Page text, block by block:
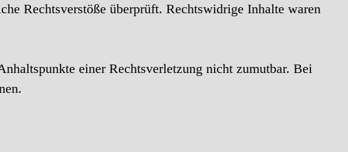
Rechtsverstöße überprüft. Rechtswidrige Inhalte waren
einer Rechtsverletzung nicht zumutbar. Bei